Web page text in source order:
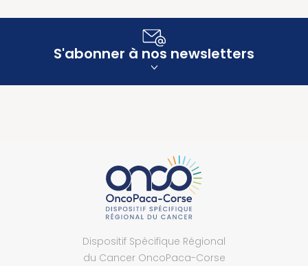
S'abonner à nos newsletters
Dispositif Spécifique Régional
du Cancer OncoPaca-Corse